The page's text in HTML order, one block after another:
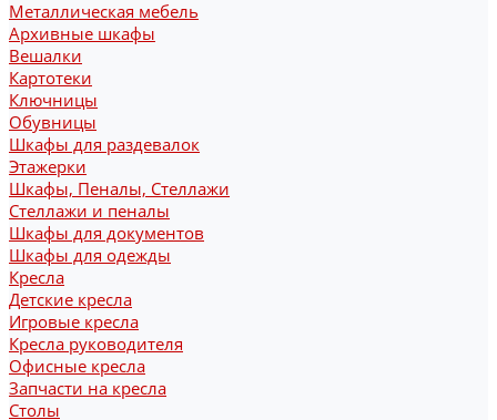
Металлическая мебель
Архивные шкафы
Вешалки
Картотеки
Ключницы
Обувницы
Шкафы для раздевалок
Этажерки
Шкафы, Пеналы, Стеллажи
Стеллажи и пеналы
Шкафы для документов
Шкафы для одежды
Кресла
Детские кресла
Игровые кресла
Кресла руководителя
Офисные кресла
Запчасти на кресла
Столы